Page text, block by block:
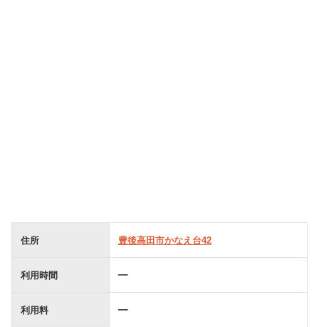
住所 豊後高田市かなえ台42
利用時間 ━
利用料 ━